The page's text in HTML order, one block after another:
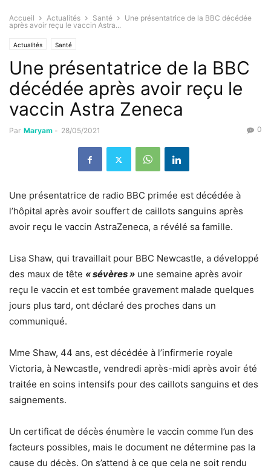
Accueil Actualités Santé
Une présentatrice de la BBC décédée
après avoir reçu le vaccin Astra...
Actualités Santé
Une présentatrice de la BBC
décédée après avoir reçu le
vaccin Astra Zeneca
Par Maryam - 28/05/2021 0
Une présentatrice de radio BBC primée est décédée à
l’hôpital après avoir souffert de caillots sanguins après
avoir reçu le vaccin AstraZeneca, a révélé sa famille.
Lisa Shaw, qui travaillait pour BBC Newcastle, a développé
des maux de tête « sévères » une semaine après avoir
reçu le vaccin et est tombée gravement malade quelques
jours plus tard, ont déclaré des proches dans un
communiqué.
Mme Shaw, 44 ans, est décédée à l’infirmerie royale
Victoria, à Newcastle, vendredi après-midi après avoir été
traitée en soins intensifs pour des caillots sanguins et des
saignements.
Un certificat de décès énumère le vaccin comme l’un des
facteurs possibles, mais le document ne détermine pas la
cause du décès. On s’attend à ce que cela ne soit rendu